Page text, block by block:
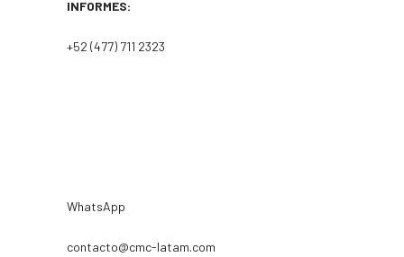
INFORMES:
+52 (477) 711 2323
WhatsApp
contacto@cmc-latam.com